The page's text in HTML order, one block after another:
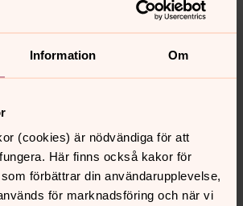
Information Om
(cookies) är nödvändiga för att
Här finns också kakor för
förbättrar din användarupplevelse,
för marknadsföring och när vi
kyrka